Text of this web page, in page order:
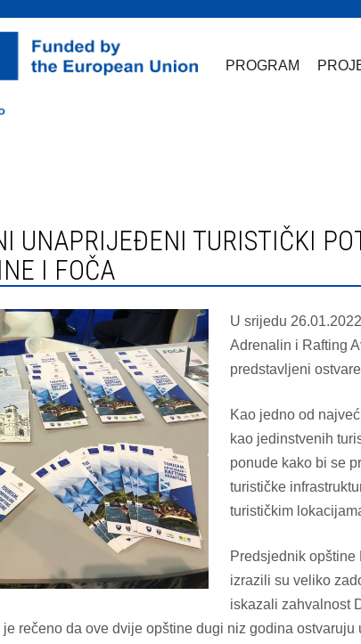
PROGRAM
I FOČA
U srijedu
Adrenalin i Rafting
predstavljeni
Kao jedno od
kao jedinstvenih
ponude kako bi se
turističke
turističkim
Predsjednik
izrazili su veliko
iskazali zahvalnost
rečeno da ove dvije opštine dugi niz godina